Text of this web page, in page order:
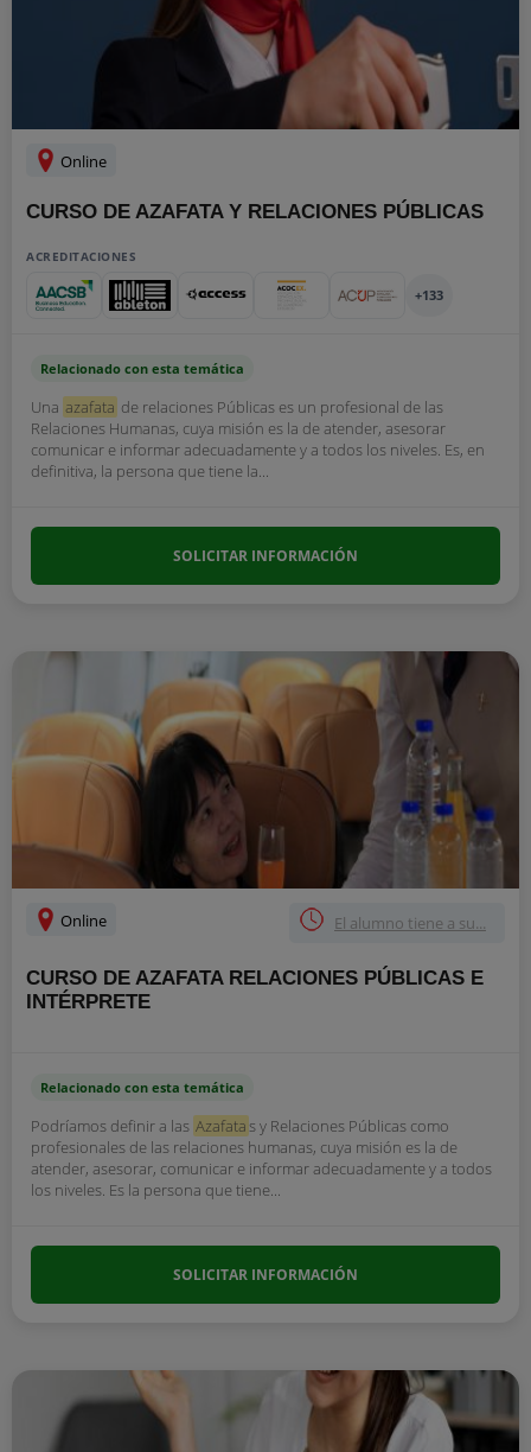
Online
CURSO DE AZAFATA Y RELACIONES PÚBLICAS
ACREDITACIONES
+133
Relacionado con esta temática
Una azafata de relaciones Públicas es un profesional de las
Relaciones Humanas, cuya misión es la de atender, asesorar
comunicar e informar adecuadamente y a todos los niveles. Es, en
definitiva, la persona que tiene la...
SOLICITAR INFORMACIÓN
Online El alumno tiene a su...
CURSO DE AZAFATA RELACIONES PÚBLICAS E
INTÉRPRETE
Relacionado con esta temática
Podríamos definir a las Azafatas y Relaciones Públicas como
profesionales de las relaciones humanas, cuya misión es la de
atender, asesorar, comunicar e informar adecuadamente y a todos
los niveles. Es la persona que tiene...
SOLICITAR INFORMACIÓN